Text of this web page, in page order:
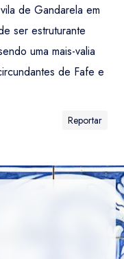
de Gandarela em
ser estruturante
uma mais-valia
de Fafe e
Reportar